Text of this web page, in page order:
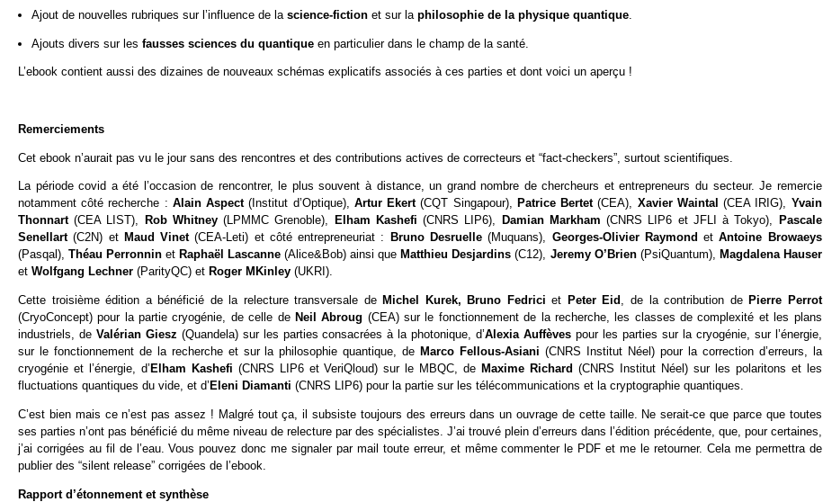
Ajout de nouvelles rubriques sur l’influence de lascience-fiction et sur laphilosophie de la physique quantique
Ajouts divers sur lesfausses sciences du quantiqueen particulier dans le champ de la santé.
L’ebook contient aussi des dizaines de nouveaux schémas explicatifs associés à ces parties et dont voici un aperçu !
Remerciements
Cet ebook n’aurait pas vu le jour sans des rencontres et des contributions actives de correcteurs et “fact-checkers”, surtout scientifiques.
La période covid a été l’occasion de rencontrer, le plus souvent à distance, un grand nombre de chercheurs et entrepreneurs du secteur. Je remercie
notamment côté recherche : Alain Aspect(Institut d’Optique), Artur Ekert(CQT Singapour), Patrice Bertet(CEA), Xavier Waintal (CEA IRIG), Yvain
Thonnart(CEA LIST), Rob Whitney(LPMMC Grenoble), Elham Kashefi (CNRS LIP6), Damian Markham (CNRS LIP6 et JFLI à Tokyo),
Pascale
Senellart(C2N) et Maud Vinet(CEA-Leti) et côté entrepreneuriat : Bruno Desruelle (Muquans), Georges-Olivier Raymond etAntoine Browaeys
(Pasqal),Théau Perronnin et Raphaël Lascanne (Alice&Bob) ainsi que Matthieu Desjardins (C12), Jeremy O’Brien(PsiQuantum), Magdalena Hauser
et Wolfgang Lechner (ParityQC) et Roger MKinley (UKRI).
Cette troisième édition a bénéficié de la relecture transversale de Michel Kurek, Bruno Fedriciet Peter Eid , de la contribution dePierre Perrot
(CryoConcept) pour la partie cryogénie, de celle de Neil Abroug (CEA) sur le fonctionnement de la recherche, les classes de complexité et les plans
industriels, de Valérian Giesz (Quandela) sur les parties consacrées à la photonique, d’Alexia Auffèves pour les parties sur la cryogénie, sur l’énergie,
sur le fonctionnement de la recherche et sur la philosophie quantique, de Marco Fellous-Asiani (CNRS Institut Néel) pour la correction d’erreurs, la
cryogénie et l’énergie, d’ Elham Kashefi (CNRS LIP6 et VeriQloud) sur le MBQC, de Maxime Richard (CNRS Institut Néel) sur les polaritons et les
fluctuations quantiques du vide, et d’ Eleni Diamanti (CNRS LIP6) pour la partie sur les télécommunications et la cryptographie quantiques.
C’est bien mais ce n’est pas assez ! Malgré tout ça, il subsiste toujours des erreurs dans un ouvrage de cette taille. Ne serait-ce que parce que toutes
ses parties n’ont pas bénéficié du même niveau de relecture par des spécialistes. J’ai trouvé plein d’erreurs dans l’édition précédente, que, pour certaines,
j’ai corrigées au fil de l’eau. Vous pouvez donc me signaler par mail toute erreur, et même commenter le PDF et me le retourner. Cela me permettra de
publier des “silent release” corrigées de l’ebook.
Rapport d’étonnement et synthèse